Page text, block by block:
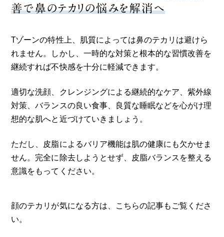
善で鼻のテカリの悩みを解消へ
Tゾーンの特性上、肌質によっては鼻のテカリは避けら
れません。しかし、一時的な対策と根本的な習慣改善を
継続すれば不快感を十分に軽減できます。
適切な洗顔、クレンジングによる継続的なケア、紫外線
対策、バランスの良い食事、良質な睡眠などを心がけ理
想的な肌へと近づけていきましょう。
ただし、皮脂によるバリア機能は肌の健康にも欠かせま
せん。完全に除去しようとせず、皮脂バランスを整える
意識をもってください。
顔のテカリが気になる方は、こちらの記事もご覧くださ
い。